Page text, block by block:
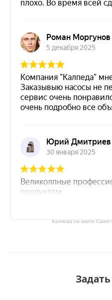
Калпеда на карте